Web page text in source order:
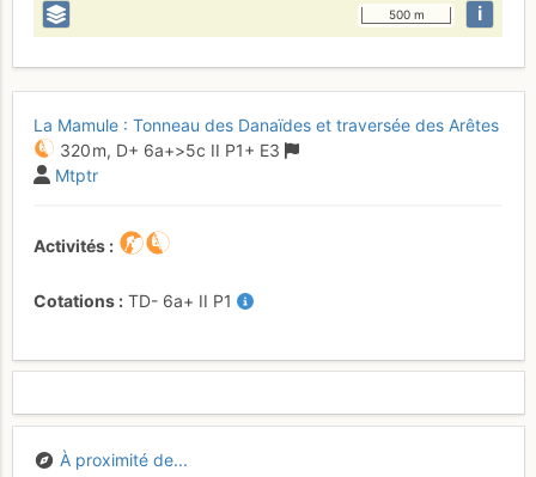
500 m i
La Mamule : Tonneau des Danaïdes et traversée des Arêtes
320 m, D+ 6a+>5c II P1+ E3
Mtptr
Activités
Cotations TD- 6a+ II P1
À proximité de...